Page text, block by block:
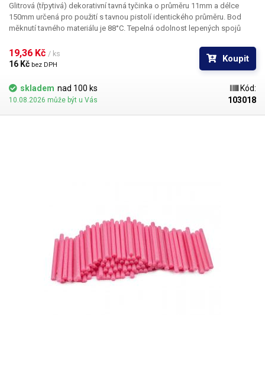
Glitrová (třpytivá) dekorativní tavná tyčinka o průměru 11mm a délce
150mm určená pro použití s tavnou pistolí identického průměru. Bod
měknutí tavného materiálu je 88°C. Tepelná odolnost lepených spojů
dekorační a výtvarné účely k dekoračnímu lepení. V naší nabídce najdete
i jiné barevné odstíny.
19,36 Kč / ks
16 Kč bez DPH
Koupit
skladem nad 100 ks
10.08.2026 může být u Vás
Kód:
103018